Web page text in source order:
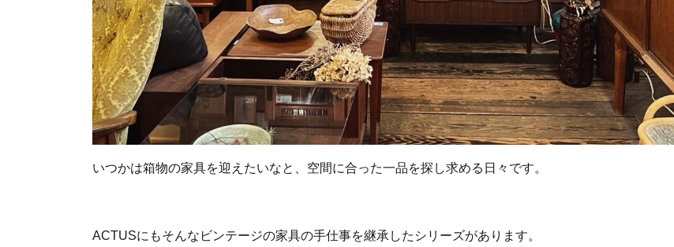
いつかは箱物の家具を迎えたいなと、空間に合った一品を探し求める日々です。
ACTUSにもそんなビンテージの家具の手仕事を継承したシリーズがあります。